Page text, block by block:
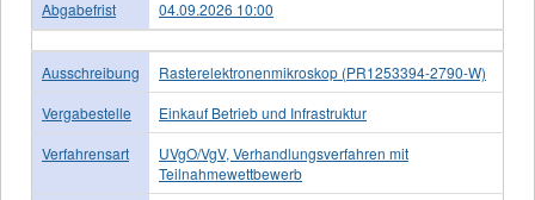
Abgabefrist
04.09.2026 10:00
Ausschreibung
Rasterelektronenmikroskop (PR1253394-2790-W)
Vergabestelle
Einkauf Betrieb und Infrastruktur
Verfahrensart
UVgO/VgV, Verhandlungsverfahren mit
Teilnahmewettbewerb